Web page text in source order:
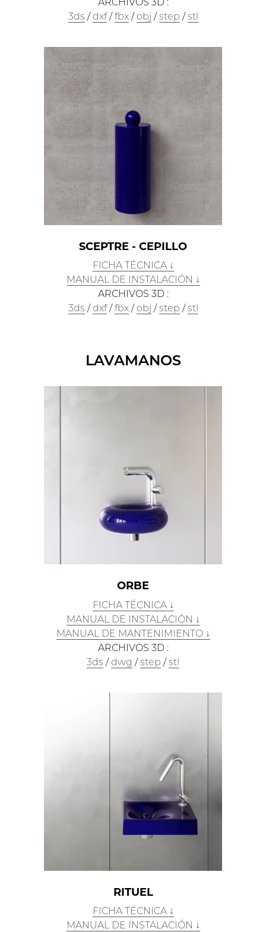
3ds /dxf/fbx/obj /step /stl
SCEPTRE - CEPILLO
FICHA TÉCNICA ↓
MANUAL DE INSTALACIÓN ↓
ARCHIVOS 3D :
3ds /dxf/fbx/obj /step /stl
LAVAMANOS
ORBE
FICHA TÉCNICA ↓
MANUAL DE INSTALACIÓN ↓
MANUAL DE MANTENIMIENTO ↓
ARCHIVOS 3D :
3ds /dwg /step /stl
RITUEL
FICHA TÉCNICA ↓
MANUAL DE INSTALACIÓN ↓